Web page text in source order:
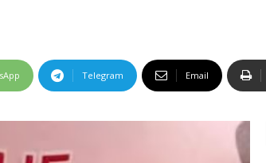
Telegram Email